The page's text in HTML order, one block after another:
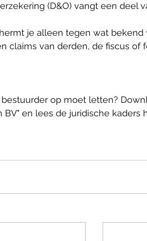
(D&O) vangt een deel
je alleen tegen wat bekend
claims van derden, de fiscus of
op moet letten?
en lees de juridische kaders